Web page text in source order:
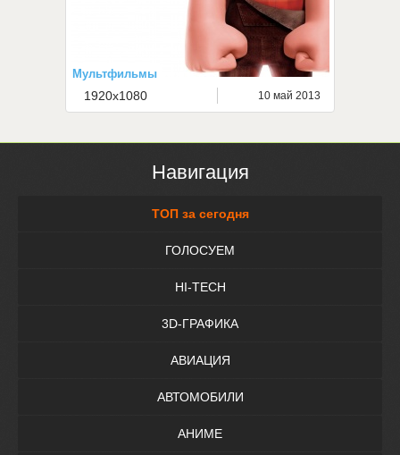
Мультфильмы
1920x1080 10 май 2013
Навигация
ТОП за сегодня
ГОЛОСУЕМ
HI-TECH
3D-ГРАФИКА
АВИАЦИЯ
АВТОМОБИЛИ
АНИМЕ